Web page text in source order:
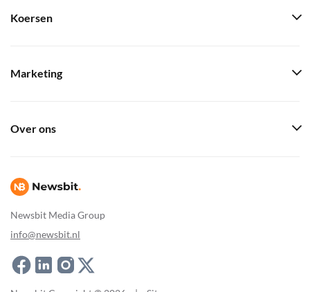
Newsbit Media Group
info@newsbit.nl
Koersen
Marketing
Over ons